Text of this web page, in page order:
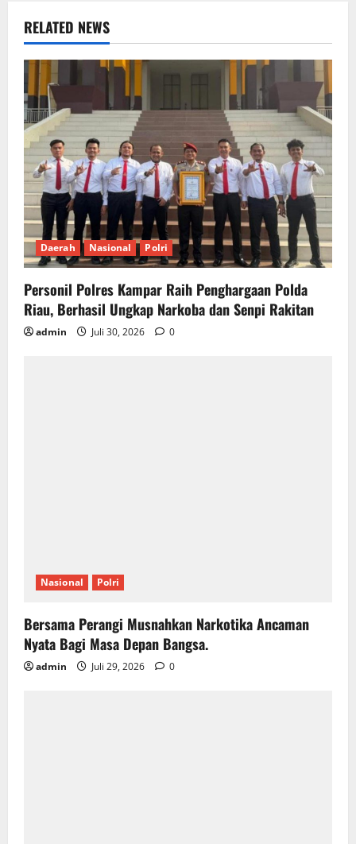
RELATED NEWS
Daerah Nasional Polri
Personil Polres Kampar Raih Penghargaan Polda
Riau, Berhasil Ungkap Narkoba dan Senpi Rakitan
admin Juli 30, 2026 0
Nasional Polri
Bersama Perangi Musnahkan Narkotika Ancaman
Nyata Bagi Masa Depan Bangsa.
admin Juli 29, 2026 0